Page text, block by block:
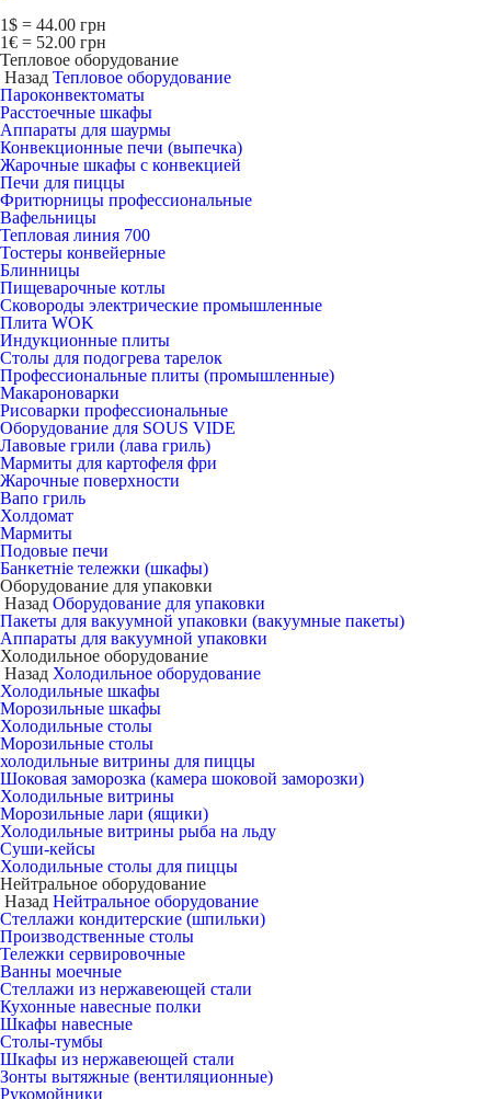
1$ = 44.00 грн
1€ = 52.00 грн
Тепловое оборудование
Назад Тепловое оборудование
Пароконвектоматы
Расcтоечные шкафы
Аппараты для шаурмы
Конвекционные печи (выпечка)
Жарочные шкафы с конвекцией
Печи для пиццы
Фритюрницы профессиональные
Вафельницы
Тепловая линия 700
Тостеры конвейерные
Блинницы
Пищеварочные котлы
Сковороды электрические промышленные
Плита WOK
Индукционные плиты
Столы для подогрева тарелок
Профессиональные плиты (промышленные)
Макароноварки
Рисоварки профессиональные
Оборудование для SOUS VIDE
Лавовые грили (лава гриль)
Мармиты для картофеля фри
Жарочные поверхности
Вапо гриль
Холдомат
Мармиты
Подовые печи
Банкетніе тележки (шкафы)
Оборудование для упаковки
Назад Оборудование для упаковки
Пакеты для вакуумной упаковки (вакуумные пакеты)
Аппараты для вакуумной упаковки
Холодильное оборудование
Назад Холодильное оборудование
Холодильные шкафы
Морозильные шкафы
Холодильные столы
Морозильные столы
холодильные витрины для пиццы
Шоковая заморозка (камера шоковой заморозки)
Холодильные витрины
Морозильные лари (ящики)
Холодильные витрины рыба на льду
Суши-кейсы
Холодильные столы для пиццы
Нейтральное оборудование
Назад Нейтральное оборудование
Стеллажи кондитерские (шпильки)
Производственные столы
Тележки сервировочные
Ванны моечные
Стеллажи из нержавеющей стали
Кухонные навесные полки
Шкафы навесные
Столы-тумбы
Шкафы из нержавеющей стали
Зонты вытяжные (вентиляционные)
Рукомойники